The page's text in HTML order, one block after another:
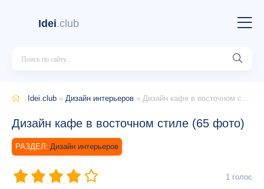
Idei.club
Idei.club » Дизайн интерьеров » Дизайн кафе в восточном стиле (65 фото)
Дизайн кафе в восточном стиле (65 фото)
Дизайн интерьеров
1 голос